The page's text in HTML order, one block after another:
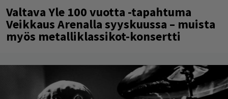
Valtava Yle 100 vuotta -tapahtuma
Veikkaus Arenalla syyskuussa – muista
myös metalliklassikot-konsertti